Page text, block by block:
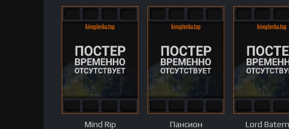
Mind Rip Пансион Lord